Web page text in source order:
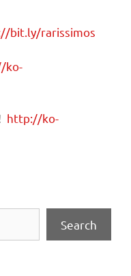
bit.ly/rarissimos
ko-
http://ko-
Search